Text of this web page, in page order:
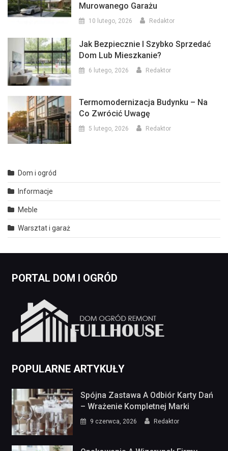
Murowanego Garażu
10 lutego, 2026 Redaktor
Jak Bezpiecznie I Szybko Sprzedać
Dom Lub Mieszkanie?
6 lutego, 2026 Redaktor
Termomodernizacja Budynku – Na
Co Zwrócić Uwagę
5 lutego, 2026 Redaktor
Dom i ogród
Informacje
Meble
Warsztat i garaż
PORTAL DOM I OGRÓD
POPULARNE ARTYKUŁY
Spójna Zastawa A Odbiór Karty Dań
– Wrażenie Kompletnej Marki
9 czerwca, 2026 Redaktor